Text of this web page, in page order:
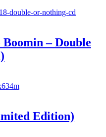
– Double
Edition)